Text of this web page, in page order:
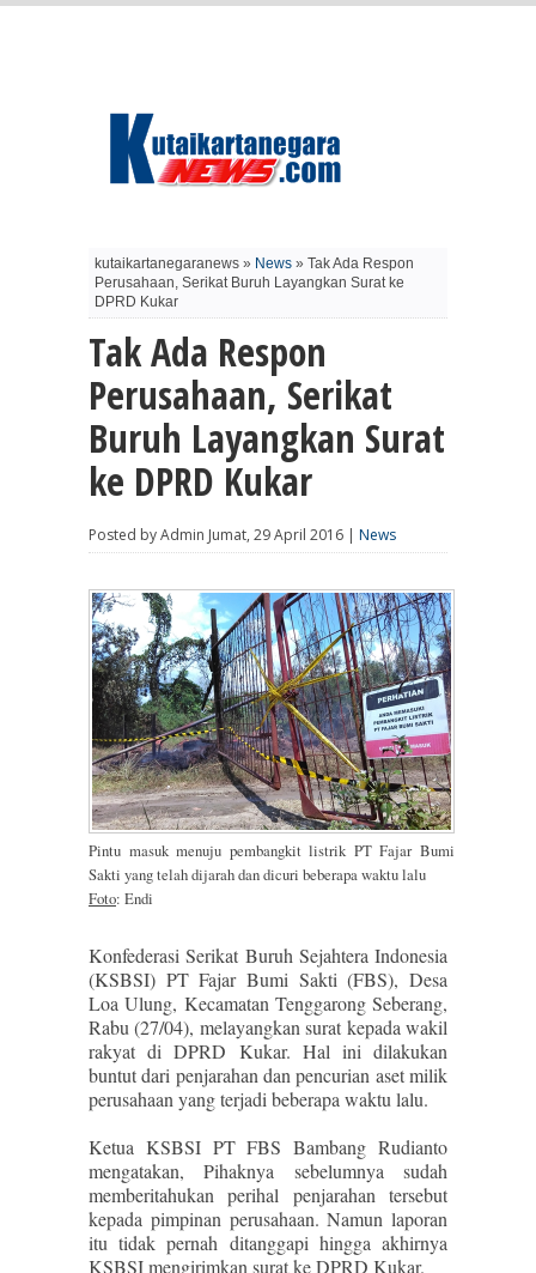
kutaikartanegaranews » News » Tak Ada Respon
Perusahaan, Serikat Buruh Layangkan Surat ke
DPRD Kukar
Tak Ada Respon
Perusahaan, Serikat
Buruh Layangkan Surat
ke DPRD Kukar
Posted by Admin Jumat, 29 April 2016 | News
Pintu masuk menuju pembangkit listrik PT Fajar Bumi
Sakti yang telah dijarah dan dicuri beberapa waktu lalu
Foto: Endi
Konfederasi Serikat Buruh Sejahtera Indonesia
(KSBSI) PT Fajar Bumi Sakti (FBS), Desa
Loa Ulung, Kecamatan Tenggarong Seberang,
Rabu (27/04), melayangkan surat kepada wakil
rakyat di DPRD Kukar. Hal ini dilakukan
buntut dari penjarahan dan pencurian aset milik
perusahaan yang terjadi beberapa waktu lalu.
Ketua KSBSI PT FBS Bambang Rudianto
mengatakan, Pihaknya sebelumnya sudah
memberitahukan perihal penjarahan tersebut
kepada pimpinan perusahaan. Namun laporan
itu tidak pernah ditanggapi hingga akhirnya
KSBSI mengirimkan surat ke DPRD Kukar.